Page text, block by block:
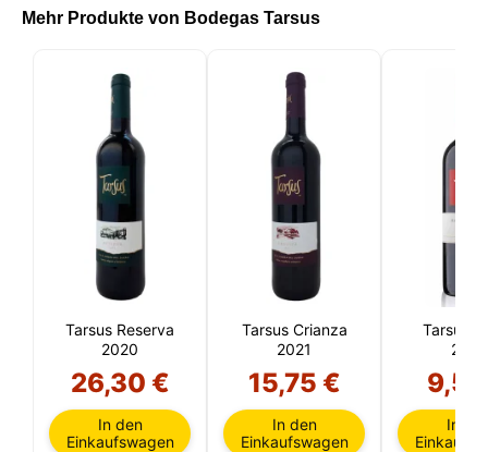
Mehr Produkte von Bodegas Tarsus
Tarsus Reserva
2020
26,30 €
In den
Einkaufswagen
Tarsus Crianza
2021
15,75 €
In den
Einkaufswagen
Tarsus
2022
In